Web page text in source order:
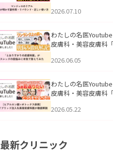
医師が明かす副作用・
公開いたしました。
2026.07.10
わたしの名医
皮膚科・美容皮膚科
ッズの肌悩みに本気で
た。
2026.06.05
わたしの名医
皮膚科・美容皮膚科
用】ハイブリッド注入
2026.05.22
最新クリニック